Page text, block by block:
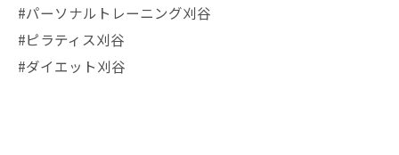
#パーソナルトレーニング刈谷
#ピラティス刈谷
#ダイエット刈谷